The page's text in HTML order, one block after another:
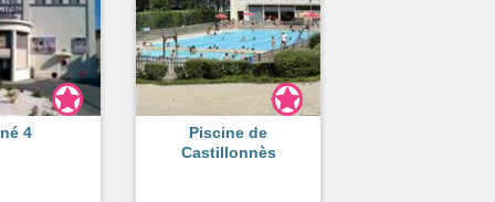
4
Piscine de
Castillonnès